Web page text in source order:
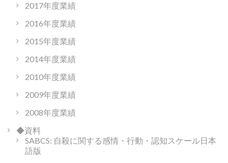
2017年度業績
2016年度業績
2015年度業績
2014年度業績
2010年度業績
2009年度業績
2008年度業績
◆資料
SABCS: 自殺に関する感情・行動・認知スケール日本
語版